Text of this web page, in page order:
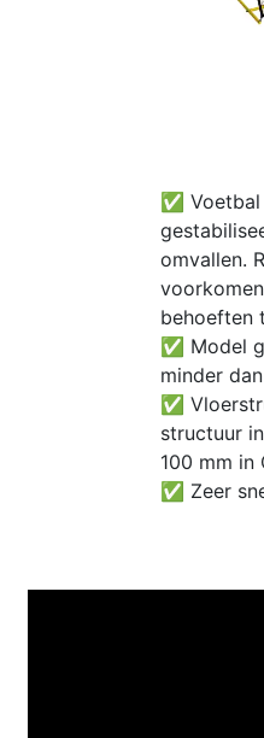
✅
omvallen.
behoeften
✅ Model
minder
✅
structuur
100 mm in
✅ Zeer